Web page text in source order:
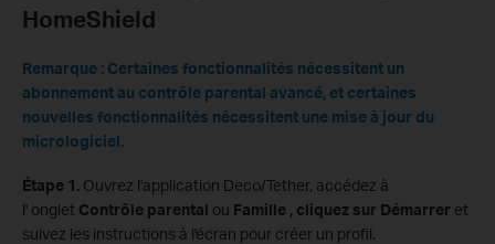
HomeShield
Remarque : Certaines fonctionnalités nécessitent un
abonnement au contrôle parental avancé, et certaines
nouvelles fonctionnalités nécessitent une mise à jour du
micrologiciel.
Étape 1. Ouvrez l'application Deco/Tether, accédez à
l' onglet Contrôle parental ou Famille , cliquez sur Démarrer et
suivez les instructions à l'écran pour créer un profil.